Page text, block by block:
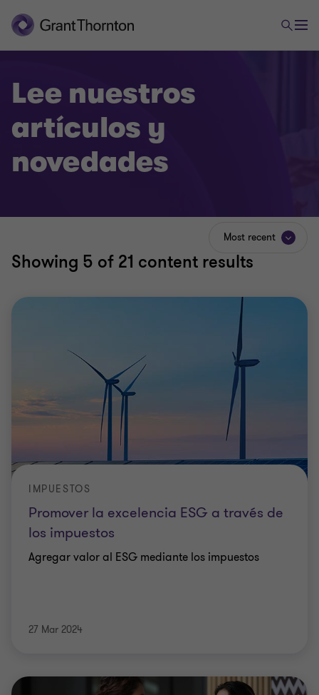
Lee nuestros
artículos y
novedades
Showing 5 of 21 content results
Most recent
Promover la excelencia ESG a través de
los impuestos
IMPUESTOS
Agregar valor al ESG mediante los impuestos
27 Mar 2024